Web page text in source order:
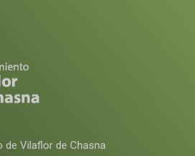
Vilaflor de Chasna